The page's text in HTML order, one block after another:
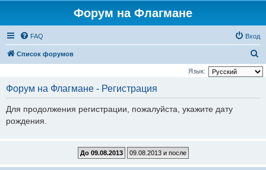
Форум на Флагмане
FAQ Вход
Список форумов
о
Язык:
Форум на Флагмане - Регистрация
Для продолжения регистрации, пожалуйста, укажите дату
рождения.